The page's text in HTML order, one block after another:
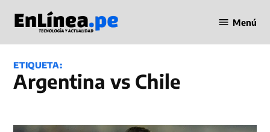
contenido
en Línea
Menú
ETIQUETA:
Argentina vs Chile